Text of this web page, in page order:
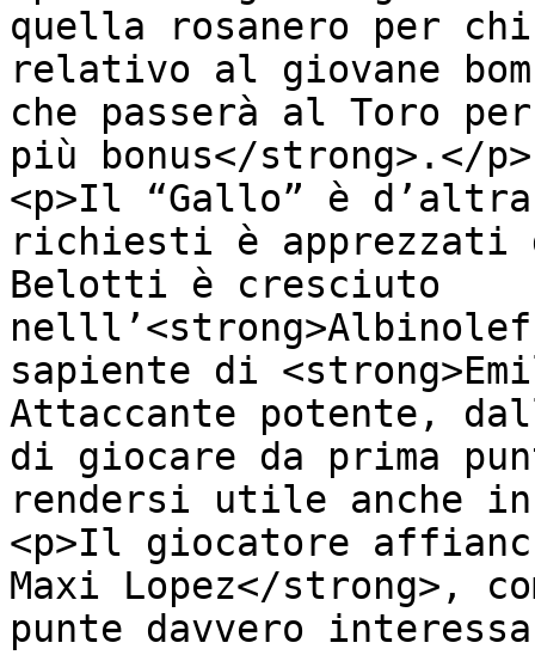
quella rosanero per
relativo al giovane
che passerà al Toro
più bonus</strong>.</p>
<p>Il “Gallo” è
richiesti è apprezzati
Belotti è cresciuto
sapiente di
Attaccante potente,
di giocare da prima
rendersi utile anche
<p>Il giocatore
Maxi Lopez</strong>,
punte davvero